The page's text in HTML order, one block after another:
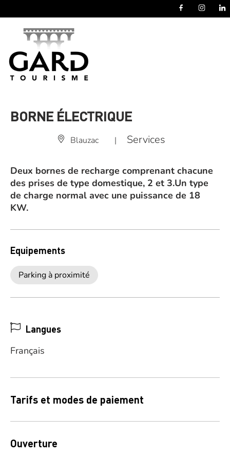
BORNE ÉLECTRIQUE
Blauzac | Services
Deux bornes de recharge comprenant chacune
des prises de type domestique, 2 et 3.Un type
de charge normal avec une puissance de 18
KW.
Equipements
Parking à proximité
Langues
Français
Tarifs et modes de paiement
Ouverture